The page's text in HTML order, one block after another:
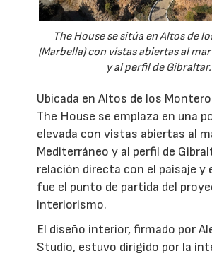
The House se sitúa en Altos de
(Marbella) con vistas abiertas al
y al perfil de Gibraltar.
Ubicada en Altos de los
The House se emplaza en una
elevada con vistas abiertas al
Mediterráneo y al perfil de
relación directa con el paisaje y
fue el punto de partida del
interiorismo.
El diseño interior, firmado por
Studio, estuvo dirigido por la